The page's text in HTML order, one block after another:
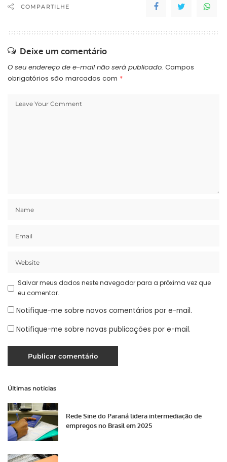
COMPARTILHE
Deixe um comentário
O seu endereço de e-mail não será publicado. Campos
obrigatórios são marcados com *
Salvar meus dados neste navegador para a próxima vez que
eu comentar.
Notifique-me sobre novos comentários por e-mail.
Notifique-me sobre novas publicações por e-mail.
Últimas notícias
Rede Sine do Paraná lidera intermediação de
empregos no Brasil em 2025